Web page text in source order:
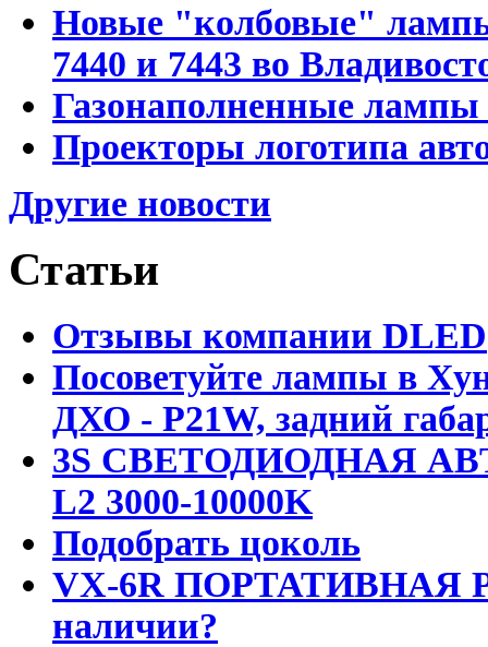
Новые "колбовые"
7440 и 7443 во
Газонаполненные лампы
Проекторы логотипа
Другие новости
Статьи
Отзывы компании DLED
Посоветуйте лампы в
ДХО - P21W, задний
3S СВЕТОДИОДНАЯ
L2 3000-10000K
Подобрать цоколь
VX-6R ПОРТАТИВНАЯ
наличии?